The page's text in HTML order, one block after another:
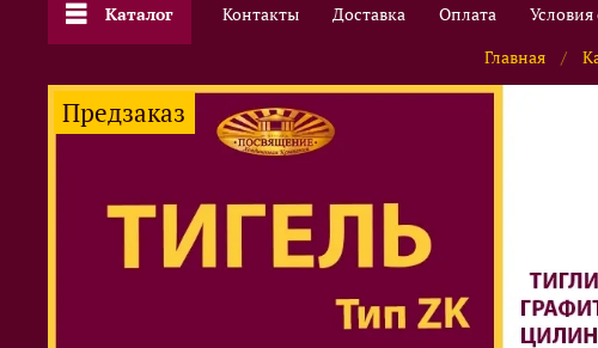
Каталог Контакты Доставка Оплата Условия
Главная
Предзаказ